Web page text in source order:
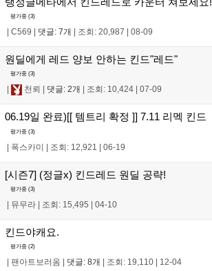
평가중 (3)
C569 댓글: 7개 조회: 20,987 08-09
원딜에게 레드 양보 안하는 킨드"레드"
평가중 (3)
천뢰 댓글: 2개 조회: 10,424 07-09
06.19일 완료)[[ 템트리 확정 ]] 7.11 리멕 킨드
평가중 (3)
| 폭스카미 | 조회: 12,921 | 06-19
[시즌7] (정글x) 킨드레드 원딜 공략!
평가중 (3)
뮤무라 조회: 15,495 04-10
킨드야캐요.
평가중 (2)
팬아트보러옴 댓글: 8개 조회: 19,110 12-04